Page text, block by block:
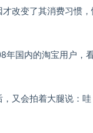
改变了其消费习惯，
年国内的淘宝用户，
又会拍着大腿说：哇